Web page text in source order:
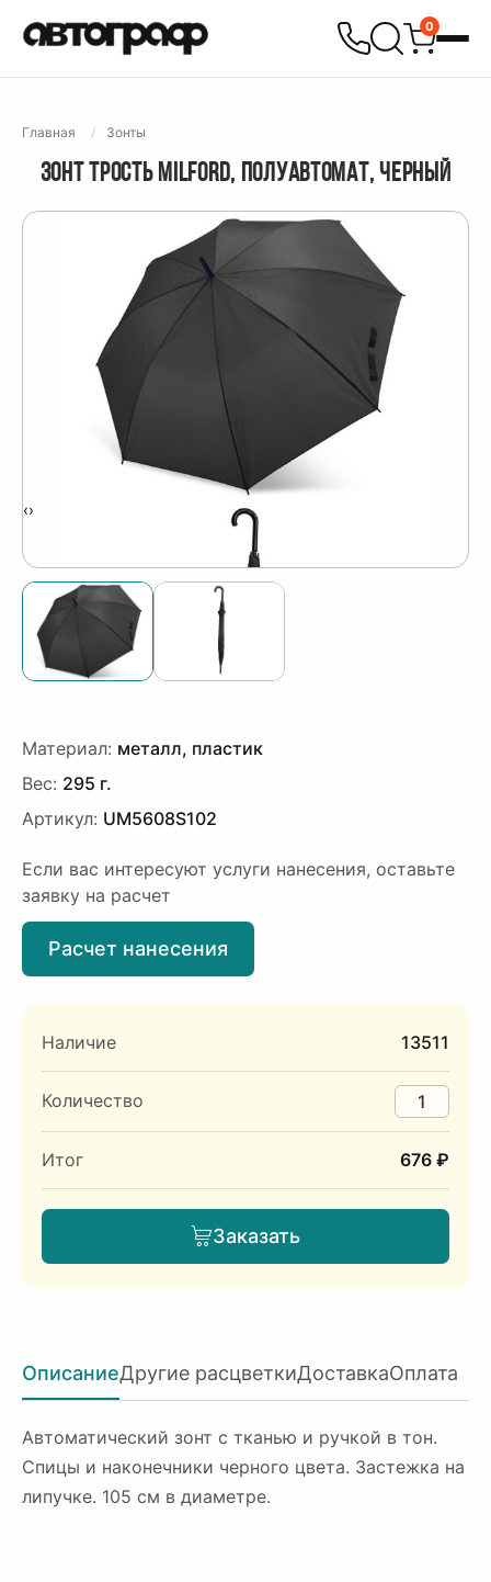
0
Главная Зонты
ЗОНТ ТРОСТЬ MILFORD, ПОЛУАВТОМАТ, ЧЕРНЫЙ
‹›
Материал: металл, пластик
Вес: 295 г.
Артикул: UM5608S102
Если вас интересуют услуги нанесения, оставьте
заявку на расчет
Расчет нанесения
Наличие 13511
Количество
Итог 676 ₽
Заказать
ОписаниеДругие расцветкиДоставкаОплата
Автоматический зонт с тканью и ручкой в тон.
Спицы и наконечники черного цвета. Застежка на
липучке. 105 см в диаметре.